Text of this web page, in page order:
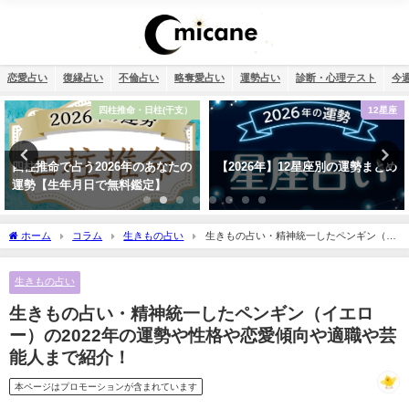
恋愛占い 復縁占い 不倫占い 略奪愛占い 運勢占い 診断・心理テスト 今
12星座
【2026年】12星座別の運勢まとめ
恋愛
タロット占い・彼氏の浮気が心
配…浮気度診断でチェック！
ホーム コラム 生きもの占い
生きもの占い・精神統一したペンギン（イ
エロー）の2022年の運勢や性格や恋愛傾向や適職や芸能人まで紹介！
生きもの占い
生きもの占い・精神統一したペンギン（イエロ
ー）の2022年の運勢や性格や恋愛傾向や適職や芸
能人まで紹介！
本ページはプロモーションが含まれています